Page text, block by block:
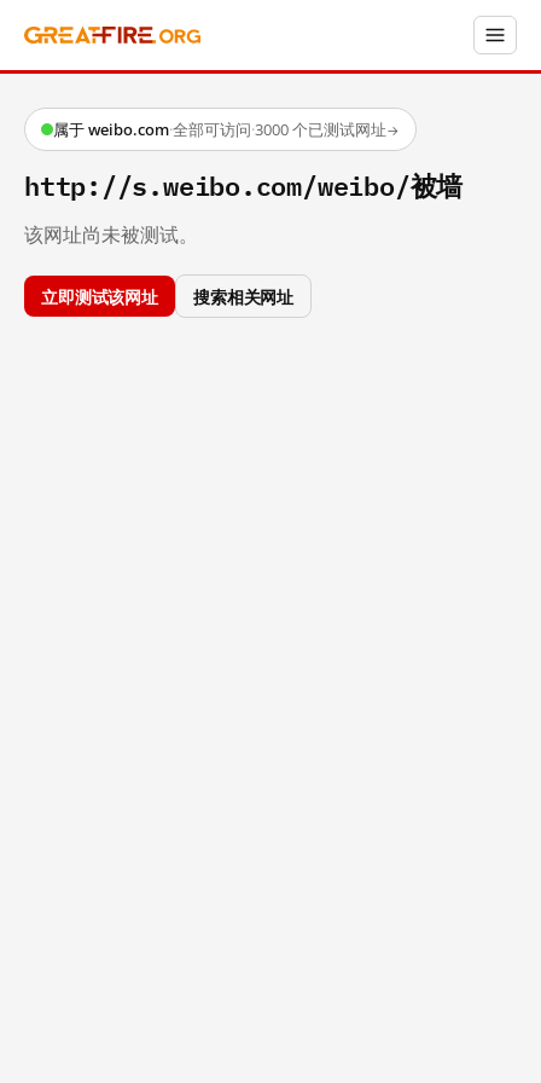
属于 weibo.com·全部可访问·3000 个已测试网址→
http://s.weibo.com/weibo/被墙
该网址尚未被测试。
立即测试该网址 搜索相关网址